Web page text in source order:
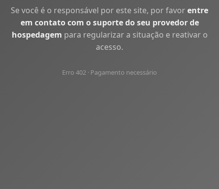
Se você é o responsável por este site, por favorentre
em contato com o suporte do seu provedor de
hospedagem para regularizar a situação e reativar o
acesso.
Erro 402 · Pagamento necessário